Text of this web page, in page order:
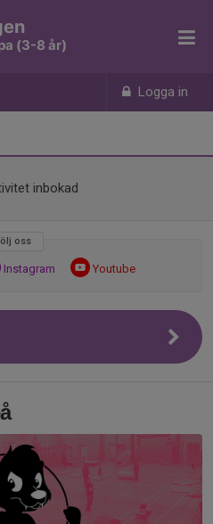
Logga in
(3-8 år)
inbokad
oss
Instagram Youtube